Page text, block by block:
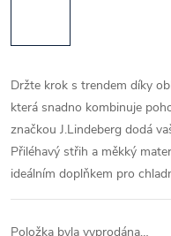
Držte krok s trendem díky
která snadno kombinuje
značkou J.Lindeberg dodá
Přiléhavý střih a měkký
ideálním doplňkem pro
Položka byla vyprodána…